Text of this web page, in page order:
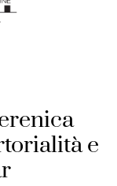
e